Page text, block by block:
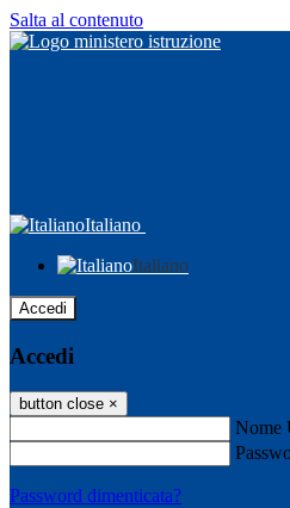
Salta al contenuto
Italiano
Italiano
Accedi
Accedi
button close ×
Nome
Password dimenticata?